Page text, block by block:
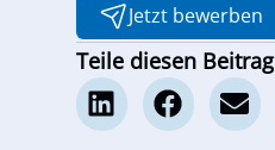
Jetzt bewerben
Teile diesen Beitrag